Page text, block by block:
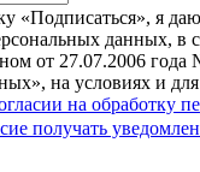
«Подписаться», я даю
данных, в
от 27.07.2006
на условиях и
на обработку
получать